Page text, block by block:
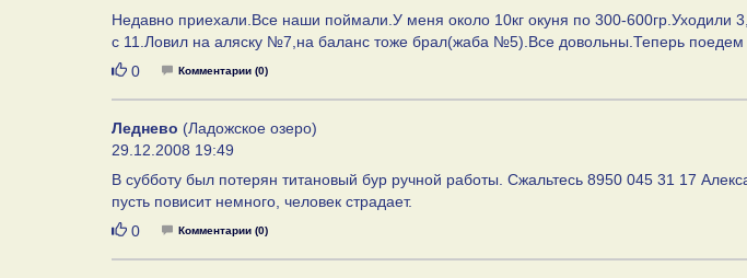
Недавно приехали.Все наши поймали.У меня около 10кг окуня по 300-600гр.Уходили
с 11.Ловил на аляску №7,на баланс тоже брал(жаба №5).Все довольны.Теперь
Нравится
0 Комментарии (0)
Леднево (Ладожское озеро)
29.12.2008 19:49
В субботу был потерян титановый бур ручной работы. Сжальтесь 8950 045 31 17
пусть повисит немного, человек страдает.
Нравится
0 Комментарии (0)